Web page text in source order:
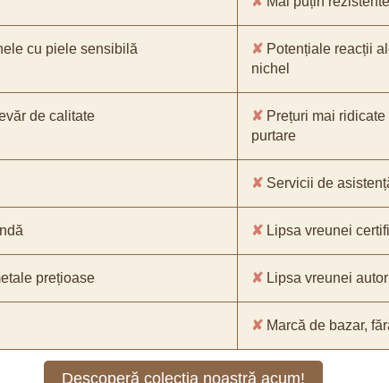
cu piele sensibilă ✘ Potențiale reacții
nichel
de calitate ✘ Prețuri mai
purtare
✘ Servicii de
✘ Lipsa vreunei
prețioase ✘ Lipsa vreunei
✘ Marcă de bazar,
Descoperă colecția noastră acum!